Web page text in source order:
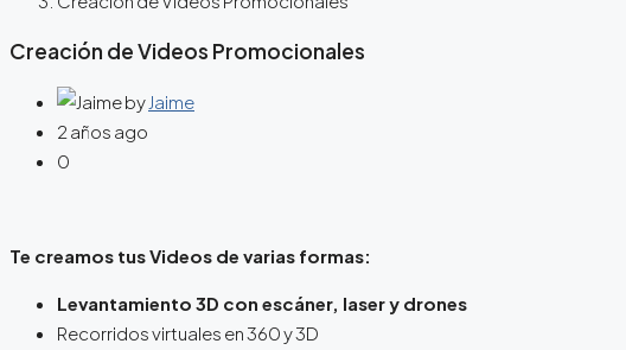
Creación de Videos Promocionales
by Jaime
2 años ago
0
Te creamos tus Videos de varias formas:
Levantamiento 3D con escáner, laser y drones
Recorridos virtuales en 360 y 3D